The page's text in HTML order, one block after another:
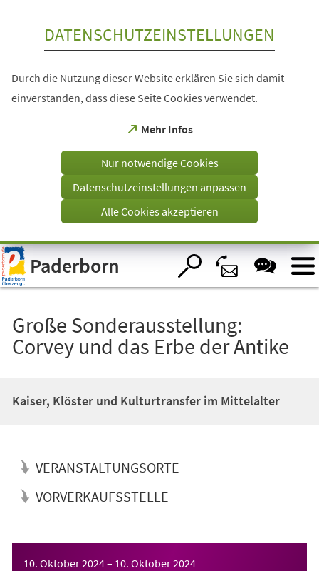
Visuelle
Assistenzsoftware
öffnen.
DATENSCHUTZEINSTELLUNGEN
Durch die Nutzung dieser Website erklären Sie sich damit
einverstanden, dass diese Seite Cookies verwendet.
Mehr Infos
(Öffnet
einem
Tab)
Nur notwendige Cookies
Datenschutzeinstellungen anpassen
Alle Cookies akzeptieren
Paderborn
Große Sonderausstellung:
Corvey und das Erbe der Antike
Kaiser, Klöster und Kulturtransfer im Mittelalter
VERANSTALTUNGSORTE
VORVERKAUFSSTELLE
10. Oktober 2024– 10. Oktober 2024